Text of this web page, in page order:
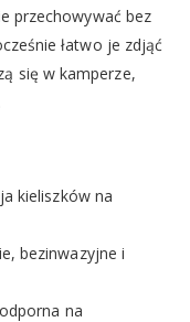
przechowywać bez
łatwo je zdjąć
się w kamperze,
kieliszków na
bezinwazyjne i
na